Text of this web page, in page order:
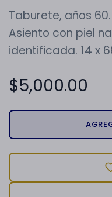
Taburete, años
Asiento con piel
identificada. 14 x
$5,000.00